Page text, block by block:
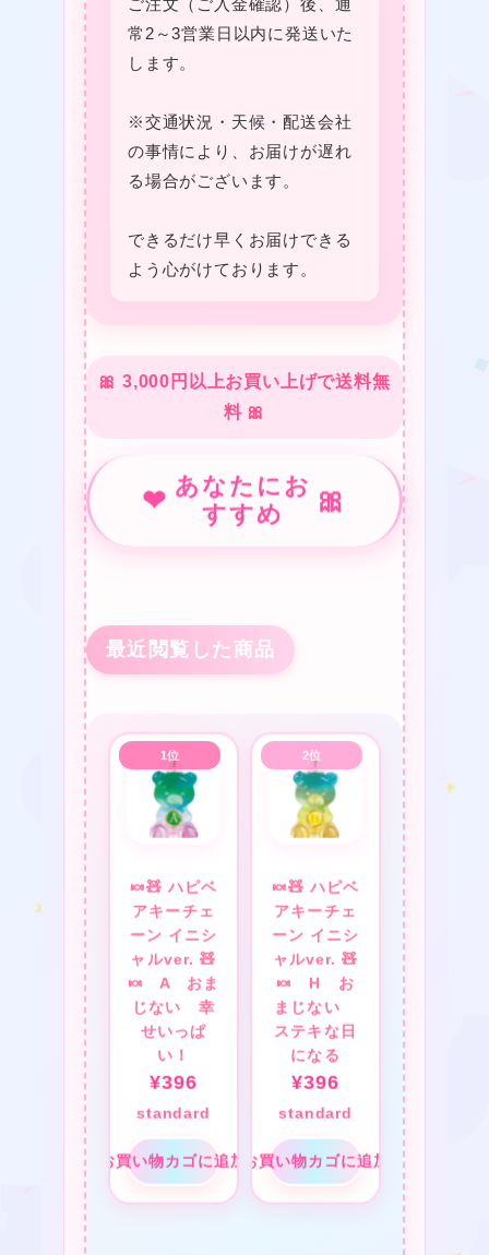
常2～3営業日以内に発送いた
します。
※交通状況・天候・配送会社
の事情により、お届けが遅れ
る場合がございます。
できるだけ早くお届けできる
よう心がけております。
🎀 3,000円以上お買い上げで送料無
料 🎀
❤ あなたにお
すすめ
🎀
最近閲覧した商品
🍬🧸 ハピベ
アキーチェ
ーン イニシ
ャルver. 🧸
🍬 A おま
じない 幸
せいっぱ
い！
¥396
standard
お買い物カゴに追加
🍬🧸 ハピベ
アキーチェ
ーン イニシ
ャルver. 🧸
🍬 H お
まじない
ステキな日
になる
¥396
standard
お買い物カゴに追加
★
★
★
★
★
★